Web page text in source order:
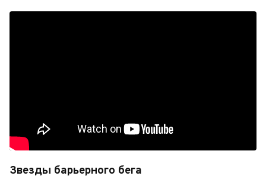
Звезды барьерного бега